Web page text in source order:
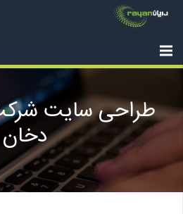
طراحی سایت
دخان